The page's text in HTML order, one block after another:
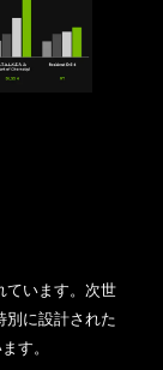
ています。次世
別に設計された
す。